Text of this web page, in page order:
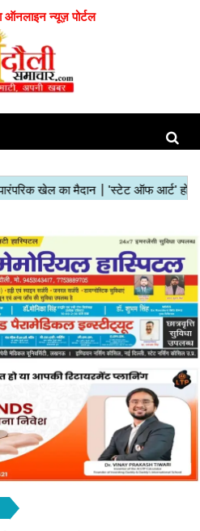
ऑनलाइन न्यूज़ पोर्टल